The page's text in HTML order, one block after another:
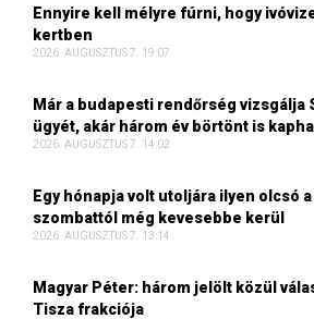
Ennyire kell mélyre fúrni, hogy
kertben
2026. AUGUSZTUS 7. 19:07
Már a budapesti rendőrség vizsgálja
ügyét, akár három év börtönt is
2026. AUGUSZTUS 7. 14:02
Egy hónapja volt utoljára ilyen olcsó
szombattól még kevesebbe kerül
2026. AUGUSZTUS 7. 13:14
Magyar Péter: három jelölt közül
Tisza frakciója